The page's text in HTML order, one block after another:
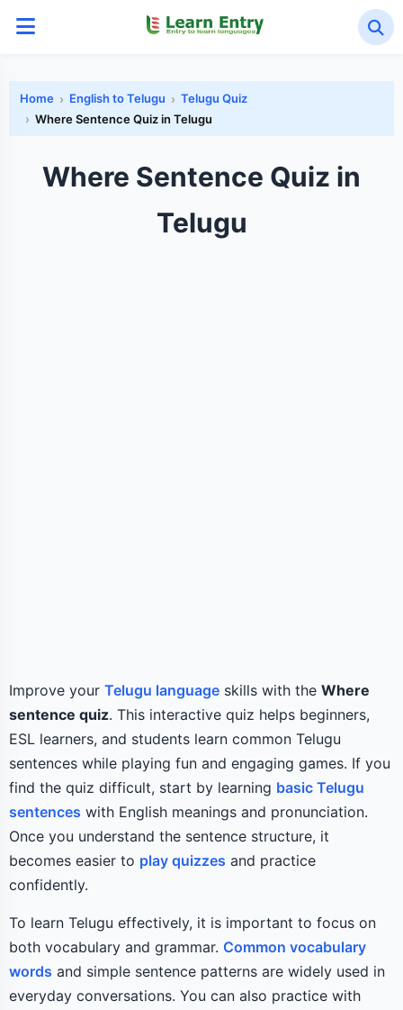
Home English to Telugu
Telugu Quiz
Where Sentence Quiz in Telugu
Where Sentence Quiz in
Telugu
Improve your Telugu language skills with the Where
sentence quiz. This interactive quiz helps beginners,
ESL learners, and students learn common Telugu
sentences while playing fun and engaging games. If you
find the quiz difficult, start by learning basic Telugu
sentences with English meanings and pronunciation.
Once you understand the sentence structure, it
becomes easier to play quizzes and practice
confidently.
To learn Telugu effectively, it is important to focus on
both vocabulary and grammar. Common vocabulary
words and simple sentence patterns are widely used in
everyday conversations. You can also practice with